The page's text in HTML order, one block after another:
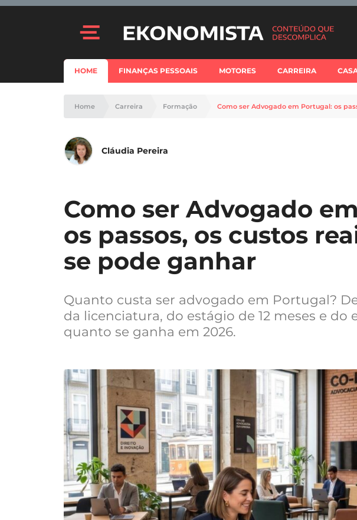
HOME FINANÇAS PESSOAIS MOTORES CARREIRA
Home Carreira Formação
Cláudia Pereira
Como ser Advogado
os passos, os custos
se pode ganhar
Quanto custa ser advogado em Portugal?
da licenciatura, do estágio de 12 meses e do
quanto se ganha em 2026.